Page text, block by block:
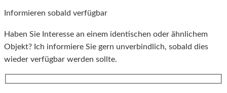
Informieren sobald verfügbar
Haben Sie Interesse an einem identischen oder ähnlichem
Objekt? Ich informiere Sie gern unverbindlich, sobald dies
wieder verfügbar werden sollte.